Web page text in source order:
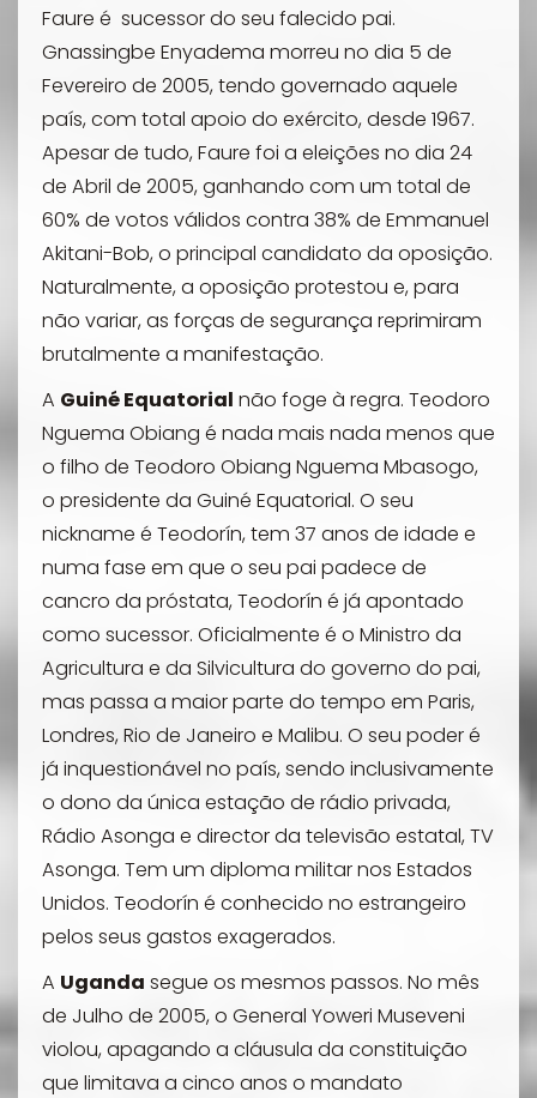
Faure é sucessor do seu falecido pai.
Gnassingbe Enyadema morreu no dia 5 de
Fevereiro de 2005, tendo governado aquele
país, com total apoio do exército, desde 1967.
Apesar de tudo, Faure foi a eleições no dia 24
de Abril de 2005, ganhando com um total de
60% de votos válidos contra 38% de Emmanuel
Akitani-Bob, o principal candidato da oposição.
Naturalmente, a oposição protestou e, para
não variar, as forças de segurança reprimiram
brutalmente a manifestação.
A Guiné Equatorial não foge à regra. Teodoro
Nguema Obiang é nada mais nada menos que
o filho de Teodoro Obiang Nguema Mbasogo,
o presidente da Guiné Equatorial. O seu
nickname é Teodorín, tem 37 anos de idade e
numa fase em que o seu pai padece de
cancro da próstata, Teodorín é já apontado
como sucessor. Oficialmente é o Ministro da
Agricultura e da Silvicultura do governo do pai,
mas passa a maior parte do tempo em Paris,
Londres, Rio de Janeiro e Malibu. O seu poder é
já inquestionável no país, sendo inclusivamente
o dono da única estação de rádio privada,
Rádio Asonga e director da televisão estatal, TV
Asonga. Tem um diploma militar nos Estados
Unidos. Teodorín é conhecido no estrangeiro
pelos seus gastos exagerados.
A Uganda segue os mesmos passos. No mês
de Julho de 2005, o General Yoweri Museveni
violou, apagando a cláusula da constituição
que limitava a cinco anos o mandato